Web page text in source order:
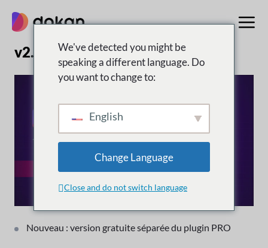
contenu
v2.5.3 | 12 mars 2017
Nouveau : version gratuite séparée du plugin PRO
We've detected you might be
speaking a different language. Do
you want to change to:
English
Change Language
Close and do not switch language